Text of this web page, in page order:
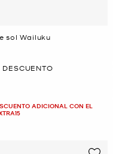
sol Wailuku
ADICIONAL CON EL